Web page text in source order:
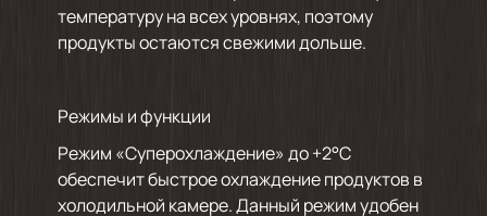
температуру на всех уровнях, поэтому
продукты остаются свежими дольше.
Режимы и функции
Режим «Суперохлаждение» до +2°С
обеспечит быстрое охлаждение продуктов в
холодильной камере. Данный режим удобен